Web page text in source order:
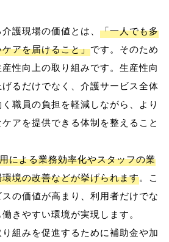
護現場の価値とは、 「一人でも多
アを届けること」です。そのため
性向上の取り組みです。生産性向
げるだけでなく、介護サービス全体
職員の負担を軽減しながら、より
アを提供できる体制を整えること
による業務効率化やスタッフの業
境の改善などが挙げられます。こ
の価値が高まり、利用者だけでな
きやすい環境が実現します。
組みを促進するために補助金や加